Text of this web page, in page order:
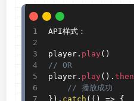
API样式：
player . play( )
// OR
player . play( ) . then
// 播放成功
} ) . catch ( ( ) => {